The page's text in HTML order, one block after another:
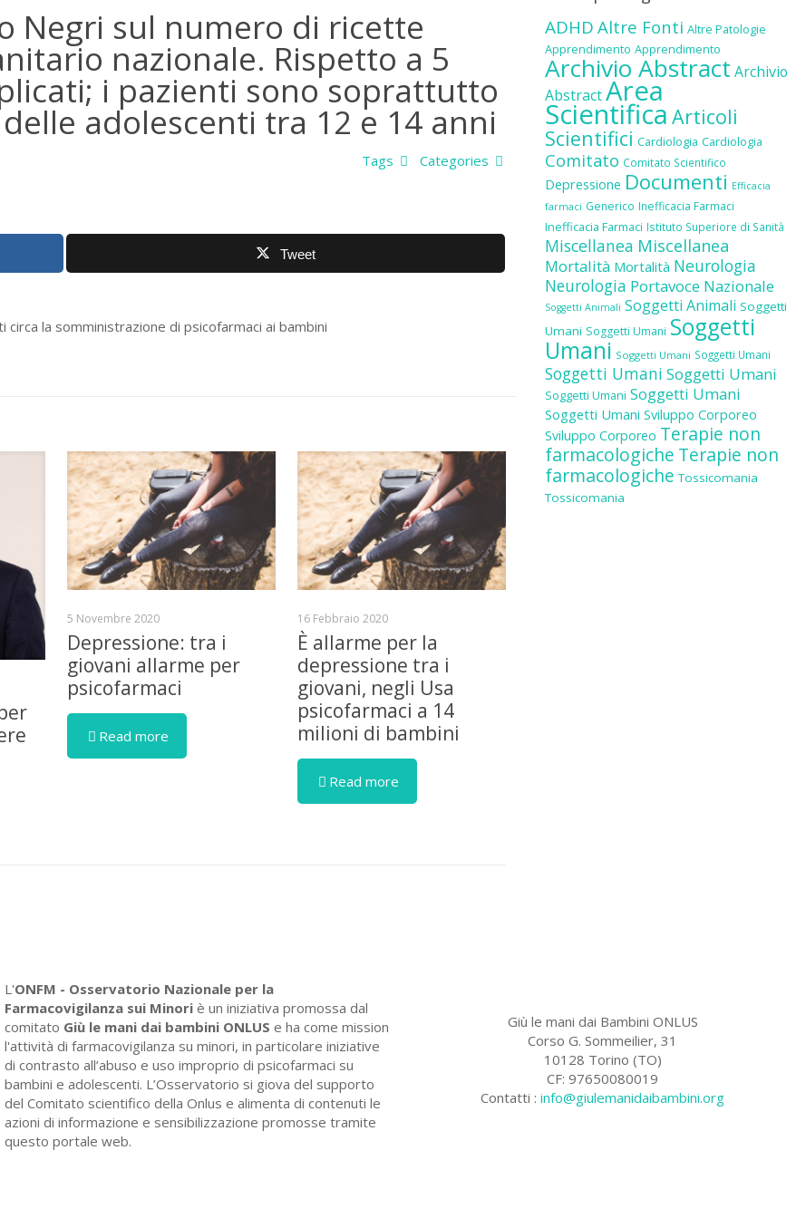
Negri sul numero di ricette
nazionale. Rispetto a 5
i pazienti sono soprattutto
adolescenti tra 12 e 14 anni
Categories
Tags
Tweet
circa la somministrazione di psicofarmaci ai bambini
5 Novembre 2020
Depressione: tra i
giovani allarme per
psicofarmaci
Read more
16 Febbraio 2020
È allarme per la
depressione tra i
giovani, negli Usa
psicofarmaci a 14
milioni di bambini
Read more
ADHD Altre Fonti Altre Patologie
Apprendimento Apprendimento
Archivio Abstract Archivio
AbstractArea
Scientifica Articoli
Scientifici Cardiologia Cardiologia
Comitato Comitato Scientifico
Depressione Documenti Efficacia
farmaci Generico Inefficacia Farmaci
Inefficacia Farmaci Istituto Superiore di Sanità
Miscellanea Miscellanea
Mortalità Mortalità Neurologia
Neurologia Portavoce Nazionale
Soggetti Animali Soggetti Animali Soggetti
Umani Soggetti Umani Soggetti
Umani Soggetti Umani Soggetti Umani
Soggetti Umani Soggetti Umani
Soggetti Umani Soggetti Umani
Soggetti Umani Sviluppo Corporeo
Sviluppo Corporeo Terapie non
farmacologiche Terapie non
farmacologiche Tossicomania
Tossicomania
L'ONFM - Osservatorio Nazionale per la
Farmacovigilanza sui Minori è un iniziativa promossa dal
comitato Giù le mani dai bambini ONLUS e ha come mission
l'attività di farmacovigilanza su minori, in particolare iniziative
di contrasto all’abuso e uso improprio di psicofarmaci su
bambini e adolescenti. L’Osservatorio si giova del supporto
del Comitato scientifico della Onlus e alimenta di contenuti le
azioni di informazione e sensibilizzazione promosse tramite
questo portale web.
Giù le mani dai Bambini ONLUS
Corso G. Sommeilier, 31
10128 Torino (TO)
CF: 97650080019
Contatti :info@giulemanidaibambini.org